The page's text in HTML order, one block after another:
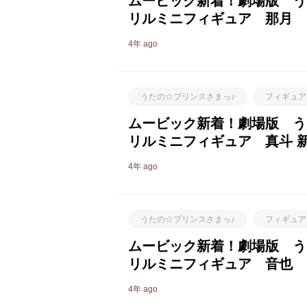
リルミニフィギュア 那月
4年 ago
うたの☆プリンスさまっ♪ フィギュア
ムービック新着！劇場版
リルミニフィギュア 真斗
4年 ago
うたの☆プリンスさまっ♪ フィギュア
ムービック新着！劇場版
リルミニフィギュア 音也
4年 ago